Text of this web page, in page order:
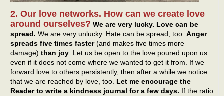
2. Our love networks. How can we create love
around ourselves? We are very lucky. Love can be
spread. We are very unlucky. Hate can be spread, too. Anger
spreads five times faster(and makes five times more
damage) than joy . Let us be open to the love poured upon us
even if it does not come where we wanted to get it from. If we
forward love to others persistently, then after a while we notice
that we are reached by love, too. Let me encourage the
Reader to write a kindness journal for a few days. If the ratio